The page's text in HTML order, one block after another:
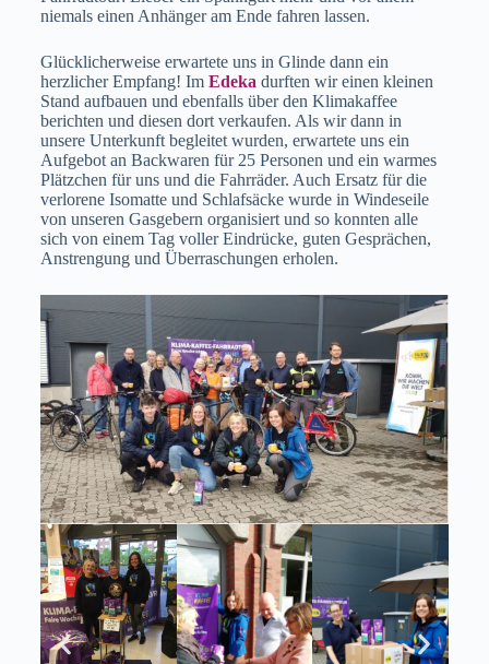
niemals einen Anhänger am Ende fahren lassen.
Glücklicherweise erwartete uns in Glinde dann ein
herzlicher Empfang! Im Edeka durften wir einen kleinen
Stand aufbauen und ebenfalls über den Klimakaffee
berichten und diesen dort verkaufen. Als wir dann in
unsere Unterkunft begleitet wurden, erwartete uns ein
Aufgebot an Backwaren für 25 Personen und ein warmes
Plätzchen für uns und die Fahrräder. Auch Ersatz für die
verlorene Isomatte und Schlafsäcke wurde in Windeseile
von unseren Gasgebern organisiert und so konnten alle
sich von einem Tag voller Eindrücke, guten Gesprächen,
Anstrengung und Überraschungen erholen.